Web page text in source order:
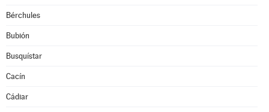
Bérchules
Bubión
Busquístar
Cacín
Cádiar